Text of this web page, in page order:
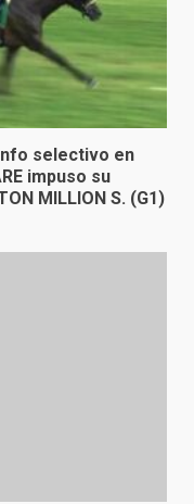
selectivo en
impuso su
MILLION S. (G1)